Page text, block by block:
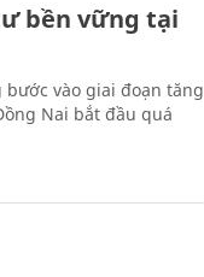
bền vững tại
vào giai đoạn tăng
Nai bắt đầu quá